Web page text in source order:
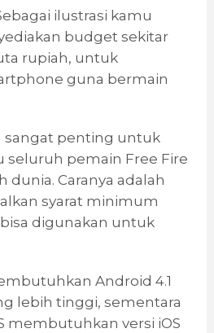
ilustrasi kamu
budget sekitar
rupiah, untuk
guna bermain
sangat penting untuk
seluruh pemain Free Fire
dunia. Caranya adalah
syarat minimum
digunakan untuk
Android 4.1
lebih tinggi, sementara
membutuhkan versi iOS